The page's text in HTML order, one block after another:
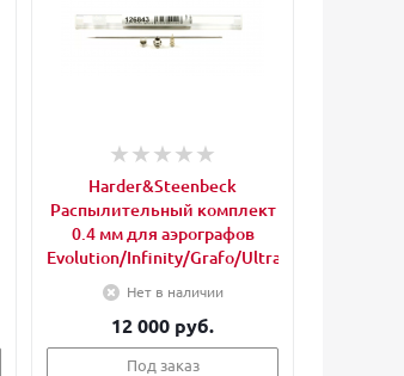
Harder&Steenbeck
Распылительный комплект
0.4 мм для аэрографов
Evolution/Infinity/Grafo/Ultra
Нет в наличии
12 000 руб.
Под заказ